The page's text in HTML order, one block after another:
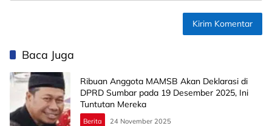
Baca Juga
Ribuan Anggota MAMSB Akan Deklarasi di
DPRD Sumbar pada 19 Desember 2025, Ini
Tuntutan Mereka
Berita 24 November 2025